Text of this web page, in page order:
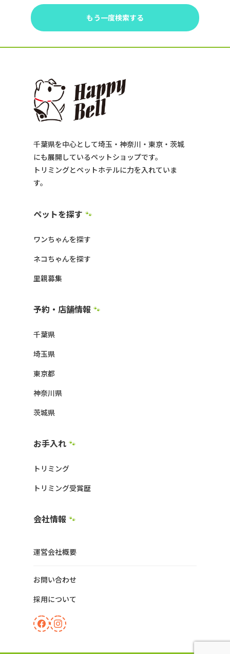
もう一度検索する
千葉県を中心として埼玉・神奈川・東京・茨城
にも展開しているペットショップです。
トリミングとペットホテルに力を入れていま
す。
ペットを探す 🐾
ワンちゃんを探す
ネコちゃんを探す
里親募集
予約・店舗情報 🐾
千葉県
埼玉県
東京都
神奈川県
茨城県
お手入れ 🐾
トリミング
トリミング受賞歴
会社情報 🐾
運営会社概要
お問い合わせ
採用について